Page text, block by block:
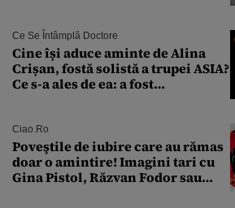
Ce Se Întâmplă Doctore
Cine își aduce aminte de Alina
Crișan, fostă solistă a trupei ASIA?
Ce s-a ales de ea: a fost
Ciao.ro
Poveştile de iubire care au rămas
doar o amintire! Imagini tari cu
Gina Pistol, Răzvan Fodor sau